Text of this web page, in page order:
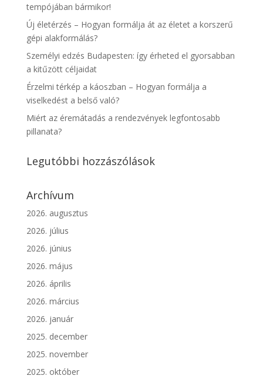
tempójában bármikor!
Új életérzés – Hogyan formálja át az életet a korszerű
gépi alakformálás?
Személyi edzés Budapesten: így érheted el gyorsabban
a kitűzött céljaidat
Érzelmi térkép a káoszban – Hogyan formálja a
viselkedést a belső való?
Miért az éremátadás a rendezvények legfontosabb
pillanata?
Legutóbbi hozzászólások
Archívum
2026. augusztus
2026. július
2026. június
2026. május
2026. április
2026. március
2026. január
2025. december
2025. november
2025. október